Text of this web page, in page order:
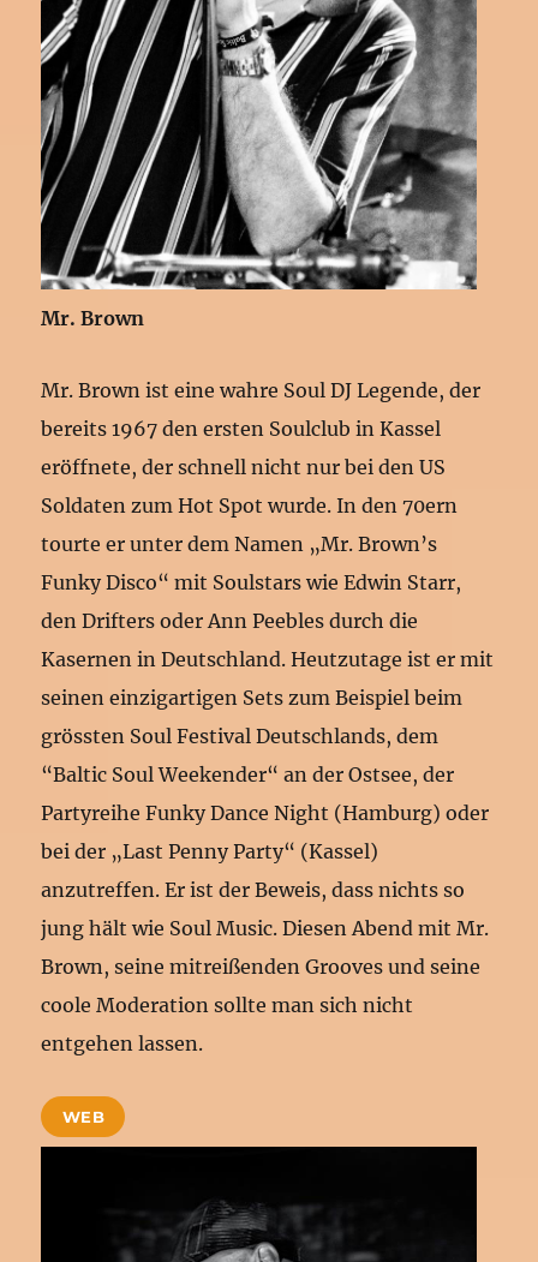
Mr. Brown
Mr. Brown ist eine wahre Soul DJ Legende, der
bereits 1967 den ersten Soulclub in Kassel
eröffnete, der schnell nicht nur bei den US
Soldaten zum Hot Spot wurde. In den 70ern
tourte er unter dem Namen „Mr. Brown’s
Funky Disco“ mit Soulstars wie Edwin Starr,
den Drifters oder Ann Peebles durch die
Kasernen in Deutschland. Heutzutage ist er mit
seinen einzigartigen Sets zum Beispiel beim
grössten Soul Festival Deutschlands, dem
“Baltic Soul Weekender“ an der Ostsee, der
Partyreihe Funky Dance Night (Hamburg) oder
bei der „Last Penny Party“ (Kassel)
anzutreffen. Er ist der Beweis, dass nichts so
jung hält wie Soul Music. Diesen Abend mit Mr.
Brown, seine mitreißenden Grooves und seine
coole Moderation sollte man sich nicht
entgehen lassen.
WEB